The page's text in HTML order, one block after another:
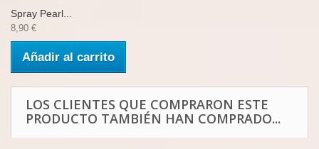
Spray Pearl...
8,90 €
Añadir al carrito
LOS CLIENTES QUE COMPRARON ESTE
PRODUCTO TAMBIÉN HAN COMPRADO...